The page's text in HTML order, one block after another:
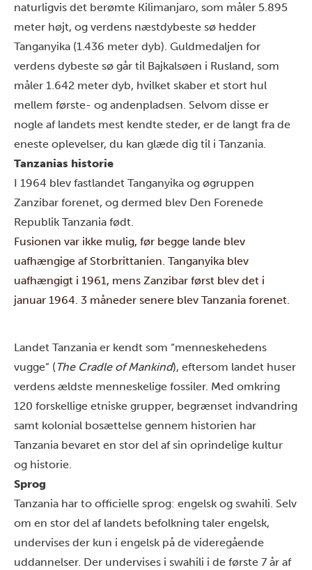
naturligvis det berømte Kilimanjaro, som måler 5.895
meter højt, og verdens næstdybeste sø hedder
Tanganyika (1.436 meter dyb). Guldmedaljen for
verdens dybeste sø går til Bajkalsøen i Rusland, som
måler 1.642 meter dyb, hvilket skaber et stort hul
mellem første- og andenpladsen. Selvom disse er
nogle af landets mest kendte steder, er de langt fra de
eneste oplevelser, du kan glæde dig til i Tanzania.
Tanzanias historie
I 1964 blev fastlandet Tanganyika og øgruppen
Zanzibar forenet, og dermed blev Den Forenede
Republik Tanzania født.
Fusionen var ikke mulig, før begge lande blev
uafhængige af Storbrittanien. Tanganyika blev
uafhængigt i 1961, mens Zanzibar først blev det i
januar 1964. 3 måneder senere blev Tanzania forenet.
Landet Tanzania er kendt som “menneskehedens
vugge” (The Cradle of Mankind), eftersom landet huser
verdens ældste menneskelige fossiler. Med omkring
120 forskellige etniske grupper, begrænset indvandring
samt kolonial bosættelse gennem historien har
Tanzania bevaret en stor del af sin oprindelige kultur
og historie.
Sprog
Tanzania har to officielle sprog: engelsk og swahili. Selv
om en stor del af landets befolkning taler engelsk,
undervises der kun i engelsk på de videregående
uddannelser. Der undervises i swahili i de første 7 år af